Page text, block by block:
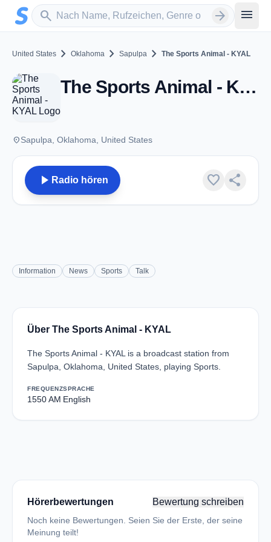
Zum Hauptinhalt springen
search
Sender suchen arrow_forward menu
United States chevron_right Oklahoma chevron_right Sapulpa chevron_right The Sports Animal - KYAL
The Sports Animal - KYAL - AM 1550 - Sapulpa, OK
placeSapulpa, Oklahoma, United States
play_arrow Radio hören favorite share
Information News Sports Talk
Über The Sports Animal - KYAL
The Sports Animal - KYAL is a broadcast station from
Sapulpa, Oklahoma, United States, playing Sports.
FREQUENZ
1550 AM
SPRACHE
English
Hörerbewertungen Bewertung schreiben
Noch keine Bewertungen. Seien Sie der Erste, der seine
Meinung teilt!